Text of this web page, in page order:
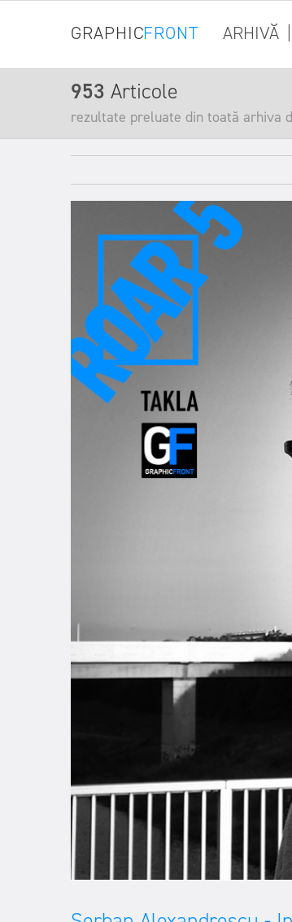
GRAPHICFRONT ARHIVĂ
953 Articole
rezultate preluate din toată arhiva